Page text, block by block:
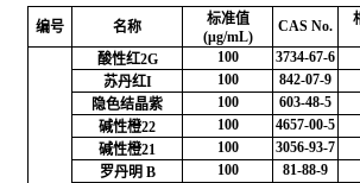
编号 名称
标准值
(μg/mL)
CAS No.
酸性红2G 100 3734-67-6
苏丹红I
100 842-07-9
隐色结晶紫
100 603-48-5
碱性橙22
100 4657-00-5
碱性橙21
100 3056-93-7
罗丹明 B
100 81-88-9